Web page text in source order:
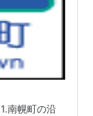
南幌町の沿